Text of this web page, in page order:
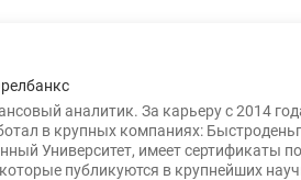
аналитик. За карьеру с 2014
в крупных компаниях:
Университет, имеет сертификаты
публикуются в крупнейших